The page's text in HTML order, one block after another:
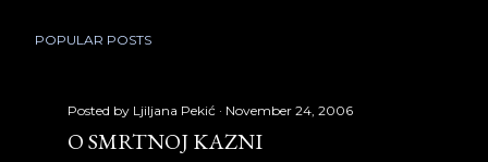
POPULAR POSTS
Posted by Ljiljana Pekić November 24, 2006
O SMRTNOJ KAZNI